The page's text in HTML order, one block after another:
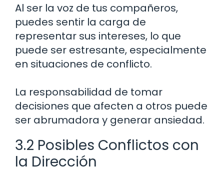
Al ser la voz de tus compañeros,
puedes sentir la carga de
representar sus intereses, lo que
puede ser estresante, especialmente
en situaciones de conflicto.
La responsabilidad de tomar
decisiones que afecten a otros puede
ser abrumadora y generar ansiedad.
3.2 Posibles Conflictos con
la Dirección